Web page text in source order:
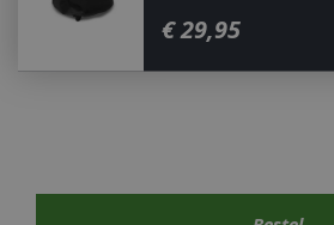
€29,95